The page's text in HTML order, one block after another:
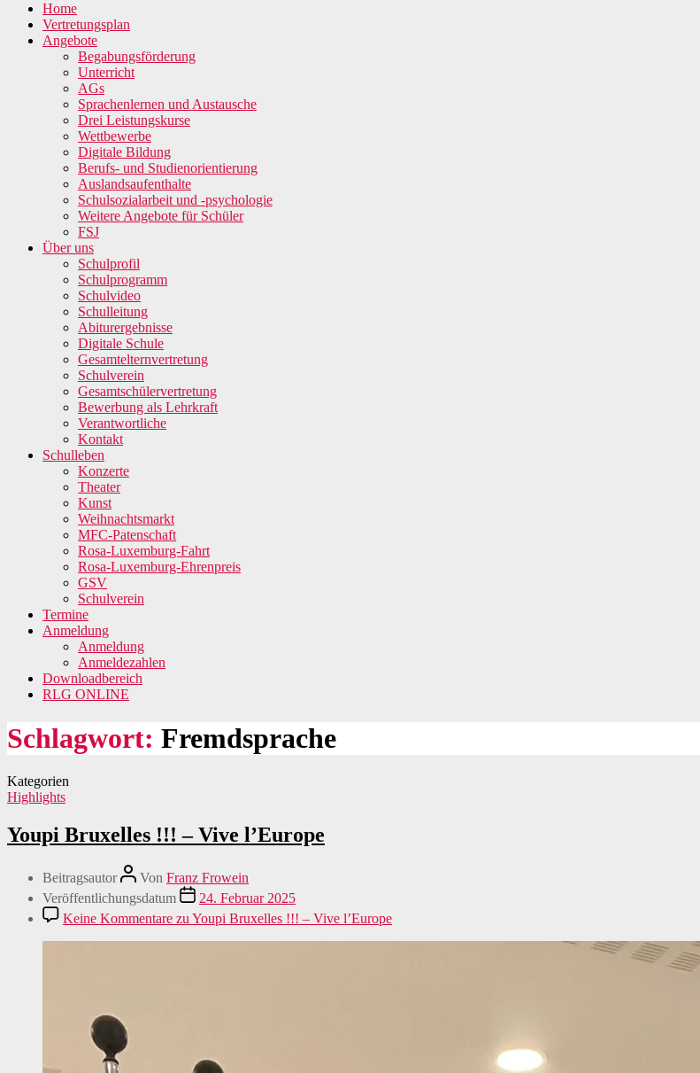
Home
Vertretungsplan
Angebote
Begabungsförderung
Unterricht
AGs
Sprachenlernen und Austausche
Drei Leistungskurse
Wettbewerbe
Digitale Bildung
Berufs- und Studienorientierung
Auslandsaufenthalte
Schulsozialarbeit und -psychologie
Weitere Angebote für Schüler
FSJ
Über uns
Schulprofil
Schulprogramm
Schulvideo
Schulleitung
Abiturergebnisse
Digitale Schule
Gesamtelternvertretung
Schulverein
Gesamtschülervertretung
Bewerbung als Lehrkraft
Verantwortliche
Kontakt
Schulleben
Konzerte
Theater
Kunst
Weihnachtsmarkt
MFC-Patenschaft
Rosa-Luxemburg-Fahrt
Rosa-Luxemburg-Ehrenpreis
GSV
Schulverein
Termine
Anmeldung
Anmeldung
Anmeldezahlen
Downloadbereich
RLG ONLINE
Schlagwort: Fremdsprache
Kategorien
Highlights
Youpi Bruxelles !!! – Vive l’Europe
Beitragsautor Von Franz Frowein
Veröffentlichungsdatum
24. Februar 2025
Keine Kommentare zu Youpi Bruxelles !!! – Vive l’Europe